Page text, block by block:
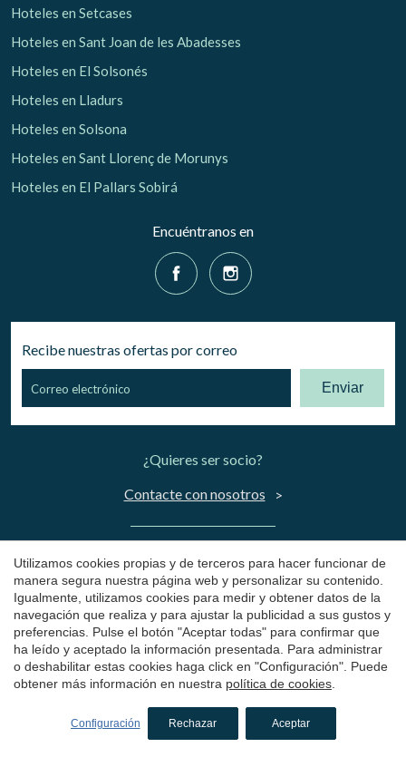
Hoteles en Setcases
Hoteles en Sant Joan de les Abadesses
Hoteles en El Solsonés
Hoteles en Lladurs
Hoteles en Solsona
Hoteles en Sant Llorenç de Morunys
Hoteles en El Pallars Sobirá
Encuéntranos en
Recibe nuestras ofertas por correo
Enviar
¿Quieres ser socio?
Contacte con nosotros
Contacte con nosotros
Nuestros Hoteles
Escapadas
Cheques Regalo
Utilizamos cookies propias y de terceros para hacer funcionar de
manera segura nuestra página web y personalizar su contenido.
Igualmente, utilizamos cookies para medir y obtener datos de la
navegación que realiza y para ajustar la publicidad a sus gustos y
preferencias. Pulse el botón "Aceptar todas" para confirmar que
ha leído y aceptado la información presentada. Para administrar
o deshabilitar estas cookies haga click en "Configuración". Puede
obtener más información en nuestra política de cookies
Configuración Rechazar Aceptar
Guardar configuración